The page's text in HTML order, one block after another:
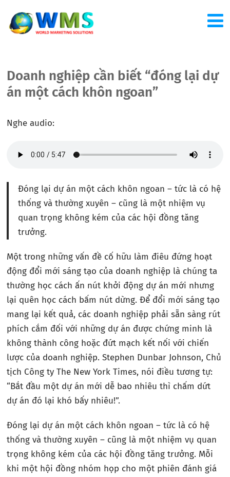
Doanh nghiệp cần biết “đóng lại dự
án một cách khôn ngoan”
Nghe audio:
Đóng lại dự án một cách khôn ngoan – tức là có hệ
thống và thường xuyên – cũng là một nhiệm vụ
quan trọng không kém của các hội đồng tăng
trưởng.
Một trong những vấn đề cố hữu làm điêu đứng hoạt
động đổi mới sáng tạo của doanh nghiệp là chúng ta
thường học cách ấn nút khởi động dự án mới nhưng
lại quên học cách bấm nút dừng. Để đổi mới sáng tạo
mang lại kết quả, các doanh nghiệp phải sẵn sàng rút
phích cắm đối với những dự án được chứng minh là
không thành công hoặc đứt mạch kết nối với chiến
lược của doanh nghiệp. Stephen Dunbar Johnson, Chủ
tịch Công ty The New York Times, nói điều tương tự:
“Bắt đầu một dự án mới dễ bao nhiêu thì chấm dứt
dự án đó lại khó bấy nhiêu!”.
Đóng lại dự án một cách khôn ngoan – tức là có hệ
thống và thường xuyên – cũng là một nhiệm vụ quan
trọng không kém của các hội đồng tăng trưởng. Mỗi
khi một hội đồng nhóm họp cho một phiên đánh giá